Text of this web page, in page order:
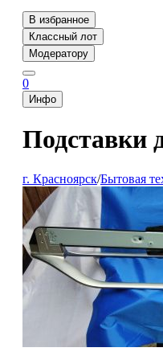
В избранное
Классный лот
Модератору
0
Инфо
Подставки
г. Красноярск/Бытовая